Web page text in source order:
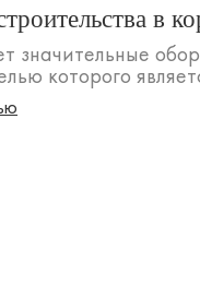
в
значительные
которого